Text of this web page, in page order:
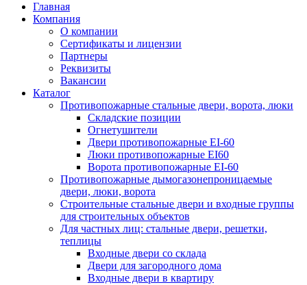
Главная
Компания
О компании
Сертификаты и лицензии
Партнеры
Реквизиты
Вакансии
Каталог
Противопожарные стальные двери, ворота, люки
Складские позиции
Огнетушители
Двери противопожарные EI-60
Люки противопожарные EI60
Ворота противопожарные EI-60
Противопожарные дымогазонепроницаемые
двери, люки, ворота
Строительные стальные двери и входные группы
для строительных объектов
Для частных лиц: стальные двери, решетки,
теплицы
Входные двери со склада
Двери для загородного дома
Входные двери в квартиру